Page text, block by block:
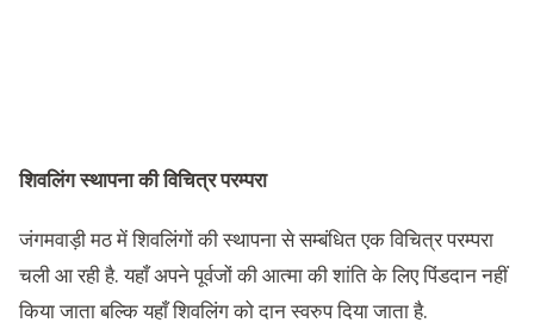
शिवलिंग स्थापना की विचित्र परम्परा
जंगमवाड़ी मठ में शिवलिंगों की स्थापना से सम्बंधित एक विचित्र परम्परा
चली आ रही है. यहाँ अपने पूर्वजों की आत्मा की शांति के लिए पिंडदान नहीं
किया जाता बल्कि यहाँ शिवलिंग को दान स्वरुप दिया जाता है.